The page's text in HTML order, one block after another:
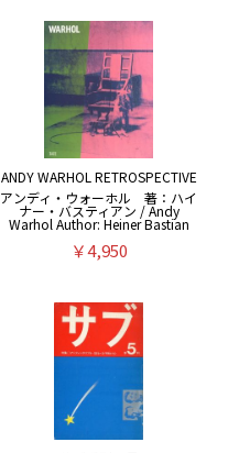
ANDY WARHOL RETROSPECTIVE
アンディ・ウォーホル 著：ハイ
ナー・バスティアン / Andy
Warhol Author: Heiner Bastian
￥4,950